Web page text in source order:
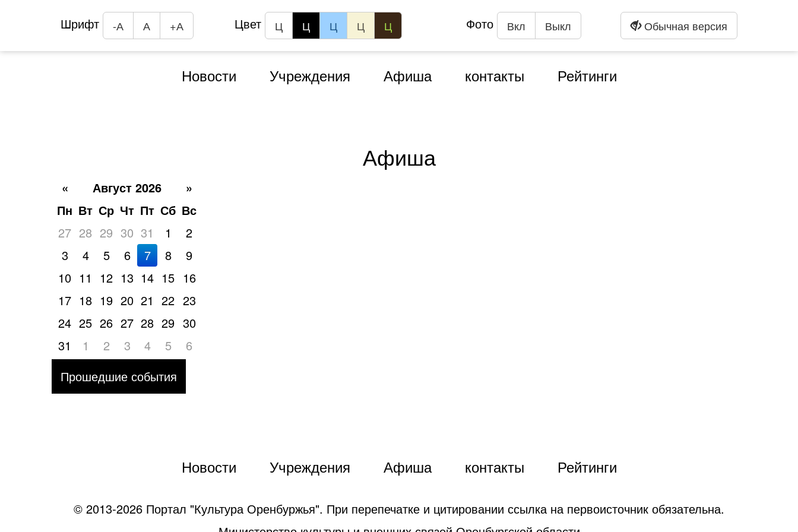
Шрифт -А А +А Цвет Ц Ц Ц Ц Ц Фото Вкл Выкл Обычная версия
Новости Учреждения Афиша контакты Рейтинги
Афиша
« Август 2026
»
Пн Вт Ср Чт Пт Сб Вс
27 28 29 30 31 1
2
3
4 5 6 7 8
9
10 11 12 13 14 15 16
17 18 19 20 21 22 23
24 25 26 27 28 29 30
31
1 2 3 4 5
6
Прошедшие события
Новости Учреждения Афиша контакты Рейтинги
© 2013-2026 Портал "Культура Оренбуржья". При перепечатке и цитировании ссылка на первоисточник обязательна.